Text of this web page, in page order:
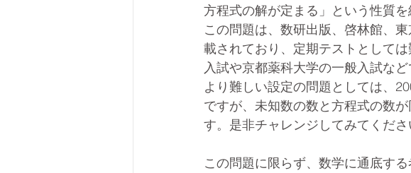
方程式の解が定まる」という性質
この問題は、数研出版、啓林館、
載されており、定期テストとして
入試や京都薬科大学の一般入試など
より難しい設定の問題としては、
ですが、未知数の数と方程式の数
す。是非チャレンジしてみてくだ
この問題に限らず、数学に通底す